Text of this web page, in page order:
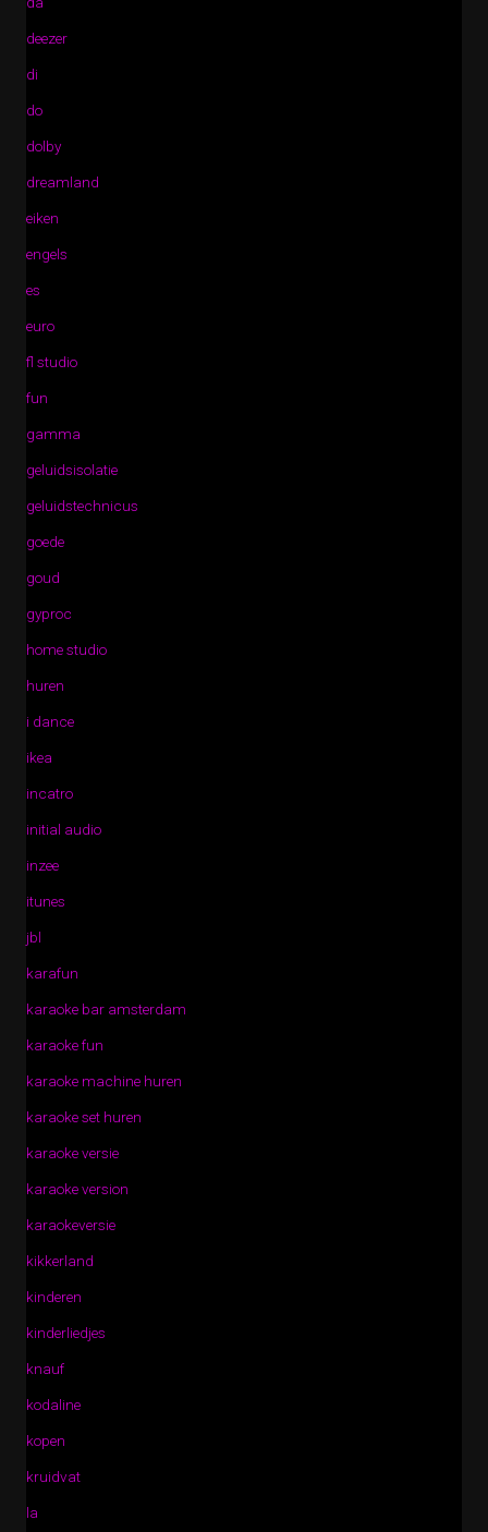
deezer
di
do
dolby
dreamland
eiken
engels
es
euro
fl studio
fun
gamma
geluidsisolatie
geluidstechnicus
goede
goud
gyproc
home studio
huren
i dance
ikea
incatro
initial audio
inzee
itunes
jbl
karafun
karaoke bar amsterdam
karaoke fun
karaoke machine huren
karaoke set huren
karaoke versie
karaoke version
karaokeversie
kikkerland
kinderen
kinderliedjes
knauf
kodaline
kopen
kruidvat
la